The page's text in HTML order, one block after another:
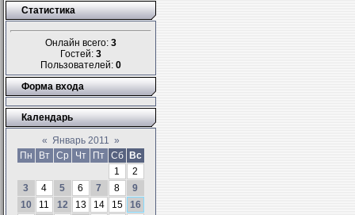
Статистика
Онлайн всего: 3
Гостей: 3
Пользователей: 0
Форма входа
Календарь
« Январь 2011 »
Пн
Вт Ср Чт Пт Сб
Вс
1
2
3
4 5 6 7 8
9
10
11 12 13 14 15
16